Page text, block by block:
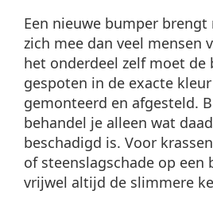
Een nieuwe bumper
zich mee dan veel mensen
het onderdeel zelf moet de
gespoten in de exacte
gemonteerd en afgesteld.
behandel je alleen wat
beschadigd is. Voor
of steenslagschade op een
vrijwel altijd de slimmere